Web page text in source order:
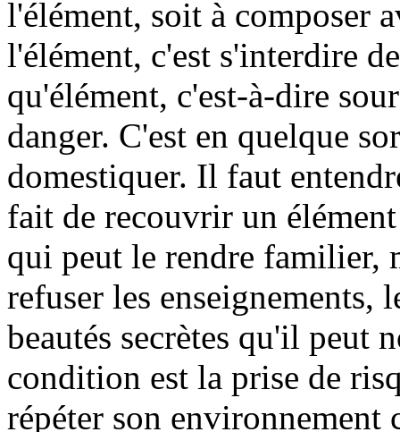
l'élément, soit à composer
l'élément, c'est s'interdire
qu'élément, c'est-à-dire
danger. C'est en quelque
domestiquer. Il faut
fait de recouvrir un
qui peut le rendre familier,
refuser les enseignements,
beautés secrètes qu'il peut
condition est la prise de
répéter son environnement